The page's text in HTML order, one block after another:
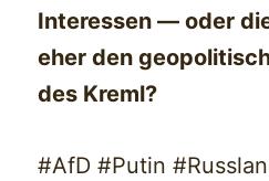
Interessen — oder
eher den
des Kreml?
#AfD #Putin